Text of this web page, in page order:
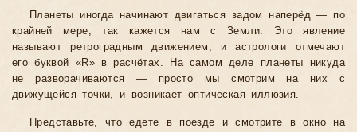
Планеты иногда начинают двигаться задом наперёд — по
крайней мере, так кажется нам с Земли. Это явление
называют ретроградным движением, и астрологи отмечают
его буквой «R» в расчётах. На самом деле планеты никуда
не разворачиваются — просто мы смотрим на них с
движущейся точки, и возникает оптическая иллюзия.
Представьте, что едете в поезде и смотрите в окно на